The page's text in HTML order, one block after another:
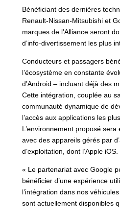
Bénéficiant des dernières
Renault-Nissan-Mitsubishi et
marques de l’Alliance seront
d’info-divertissement les plus
Conducteurs et passagers
l’écosystème en constante
d’Android – incluant déjà des
Cette intégration, couplée au
communauté dynamique de
l’accès aux applications les
L’environnement proposé
avec des appareils gérés par
d’exploitation, dont l’Apple iOS.
« Le partenariat avec Google
bénéficier d’une expérience
l’intégration dans nos
sont actuellement disponibles